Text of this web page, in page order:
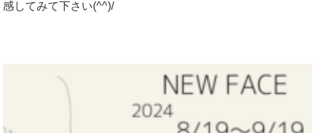
感してみて下さい(^^)/